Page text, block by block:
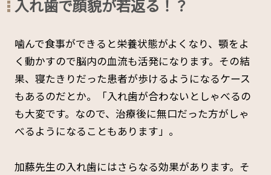
入れ歯で顔貌が若返る！？
噛んで食事ができると栄養状態がよくなり、顎をよ
く動かすので脳内の血流も活発になります。その結
果、寝たきりだった患者が歩けるようになるケース
もあるのだとか。「入れ歯が合わないとしゃべるの
も大変です。なので、治療後に無口だった方がしゃ
べるようになることもあります」。
加藤先生の入れ歯にはさらなる効果があります。そ